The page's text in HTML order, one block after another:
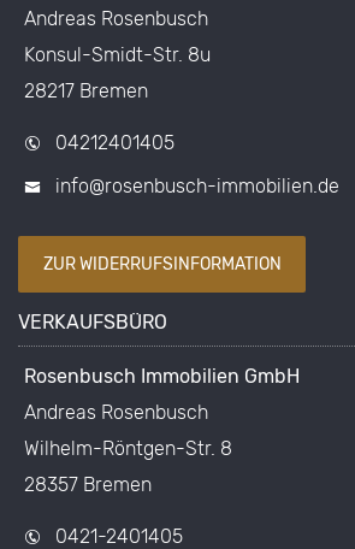
Andreas Rosenbusch
Konsul-Smidt-Str. 8u
28217 Bremen
04212401405
info@rosenbusch-immobilien.de
ZUR WIDERRUFSINFORMATION
VERKAUFSBÜRO
Rosenbusch Immobilien GmbH
Andreas Rosenbusch
Wilhelm-Röntgen-Str. 8
28357 Bremen
0421-2401405